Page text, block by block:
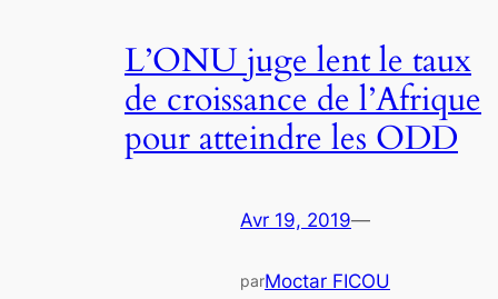
L’ONU juge lent le taux
de croissance de l’Afrique
pour atteindre les ODD
Avr 19, 2019—
parMoctar FICOU